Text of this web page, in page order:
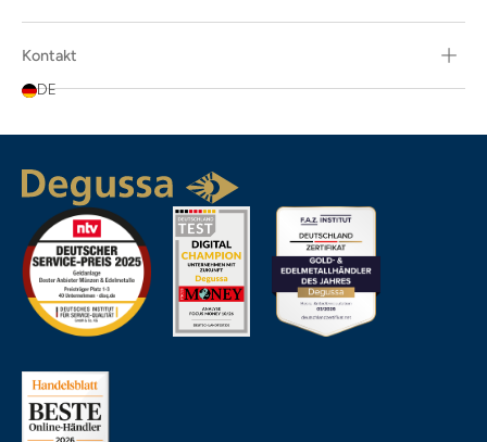
Kontakt
DE